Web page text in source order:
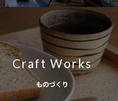
Craft Works
ものづくり